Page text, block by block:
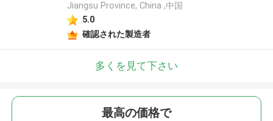
Jiangsu Province, China ,中国
5.0
確認された製造者
多くを見て下さい
最高の価格で